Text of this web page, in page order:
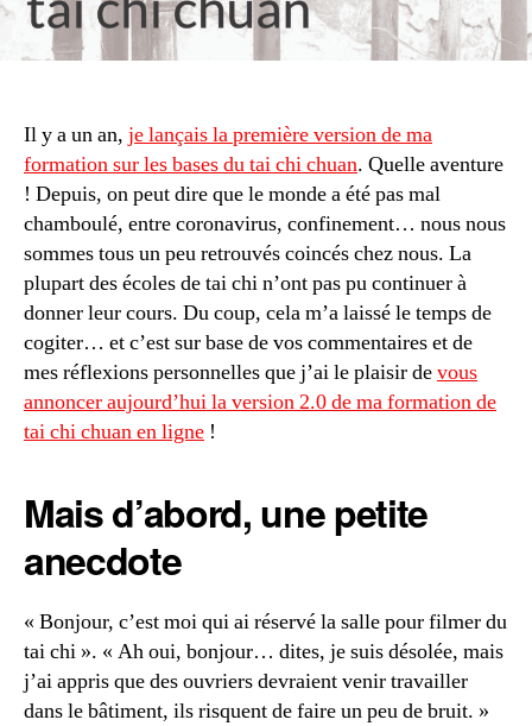
chi
Il y a un an, je lançais la première version de ma
formation sur les bases du tai chi chuan. Quelle aventure
! Depuis, on peut dire que le monde a été pas mal
chamboulé, entre coronavirus, confinement… nous nous
sommes tous un peu retrouvés coincés chez nous. La
plupart des écoles de tai chi n’ont pas pu continuer à
donner leur cours. Du coup, cela m’a laissé le temps de
cogiter… et c’est sur base de vos commentaires et de
mes réflexions personnelles que j’ai le plaisir devous
annoncer aujourd’hui la version 2.0 de ma formation de
tai chi chuan en ligne !
Mais d’abord, une petite
anecdote
« Bonjour, c’est moi qui ai réservé la salle pour filmer du
tai chi ». « Ah oui, bonjour… dites, je suis désolée, mais
j’ai appris que des ouvriers devraient venir travailler
dans le bâtiment, ils risquent de faire un peu de bruit. »